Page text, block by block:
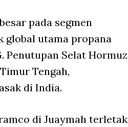
pada segmen
global utama propana
Penutupan Selat Hormuz
Tengah,
di India.
di Juaymah terletak